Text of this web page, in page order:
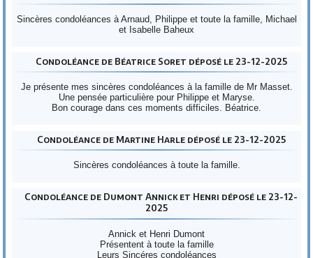
Sincères condoléances à Arnaud, Philippe et toute la famille, Michael
et Isabelle Baheux
Condoléance de Béatrice Soret déposé le 23-12-2025
Je présente mes sincères condoléances à la famille de Mr Masset.
Une pensée particulière pour Philippe et Maryse.
Bon courage dans ces moments difficiles. Béatrice.
Condoléance de Martine Harle déposé le 23-12-2025
Sincères condoléances à toute la famille.
Condoléance de Dumont Annick et Henri déposé le 23-12-
2025
Annick et Henri Dumont
Présentent à toute la famille
Leurs Sincéres condoléances